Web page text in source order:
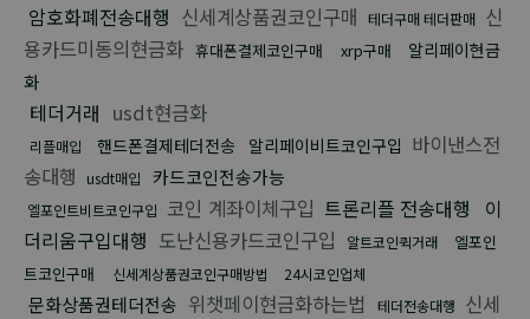
암호화폐전송대행 신세계상품권코인구매 테더구매 테더판매 신
용카드미동의현금화 휴대폰결제코인구매 xrp구매
알리페이현금
화
테더거래 usdt현금화
리플매입 핸드폰결제테더전송 알리페이비트코인구입 바이낸스전
송대행
usdt매입 카드코인전송가능
엘포인트비트코인구입 코인 계좌이체구입 트론리플 전송대행
이
더리움구입대행 도난신용카드코인구입 알트코인퀵거래
엘포인
트코인구매
신세계상품권코인구매방법 24시코인업체
문화상품권테더전송 위챗페이현금화하는법 테더전송대행 신세